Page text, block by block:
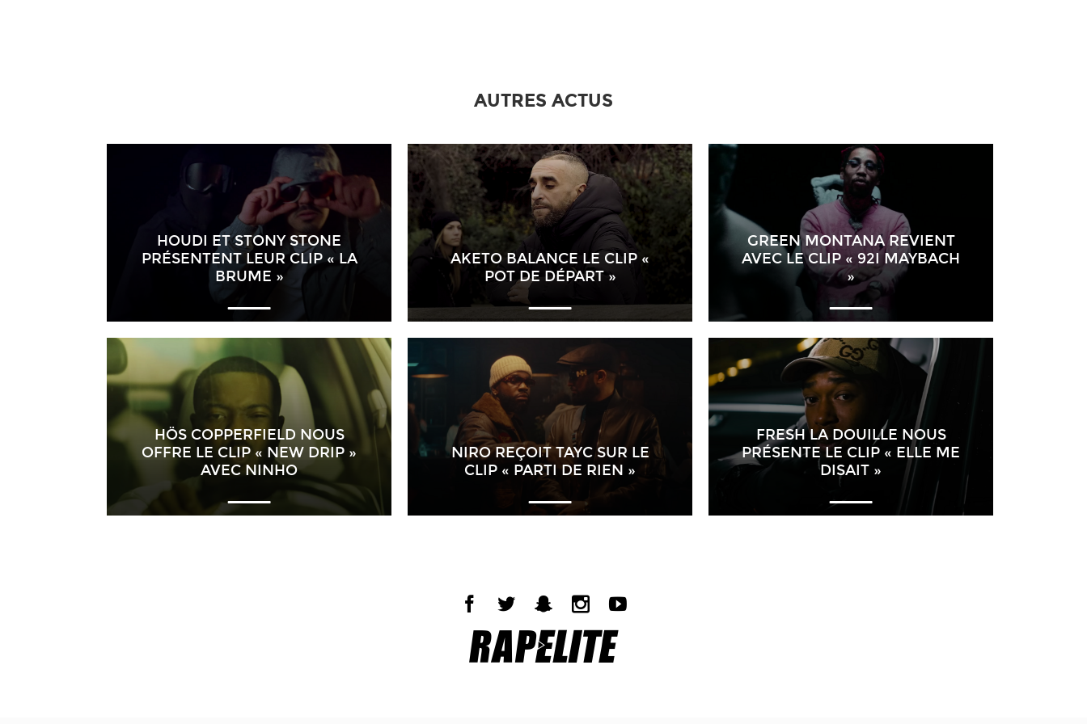
AUTRES ACTUS
HOUDI ET STONY STONE
PRÉSENTENT LEUR CLIP « LA
BRUME »
AKETO BALANCE LE CLIP «
POT DE DÉPART »
GREEN MONTANA REVIENT
AVEC LE CLIP « 92I MAYBACH
»
HÖS COPPERFIELD NOUS
OFFRE LE CLIP « NEW DRIP »
AVEC NINHO
NIRO REÇOIT TAYC SUR LE
CLIP « PARTI DE RIEN »
FRESH LA DOUILLE NOUS
PRÉSENTE LE CLIP « ELLE ME
DISAIT »